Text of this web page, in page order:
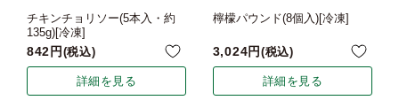
チキンチョリソー(5本入・約
135g)[冷凍]
842 税込
詳細を見る
檸檬パウンド(8個入)[冷凍]
3,024 税込
詳細を見る